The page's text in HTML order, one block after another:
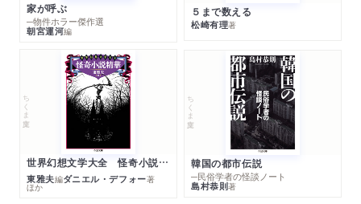
家が呼ぶ
─物件ホラー傑作選
朝宮運河編
５まで数える
松崎有理著
ちくま文庫
世界幻想文学大全 怪奇小説精華
東雅夫編ダニエル・デフォー著
ほか
ちくま文庫
韓国の都市伝説
─民俗学者の怪談ノート
島村恭則著